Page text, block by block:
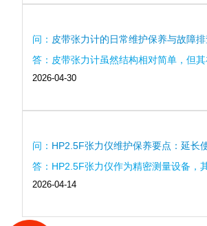
用，提高产品质...
问： 皮带张力计的日常维护保养与故障
答：皮带张力计虽然结构相对简单，但
中的作用不可忽视。通过科学的日常保养
间和维修成本。...
2026-04-30
问： HP2.5F张力仪维护保养要点：延长
用技巧
答：HP2.5F张力仪作为精密测量设备，
高度依赖日常维护与规范使用。通过科学
2026-04-14